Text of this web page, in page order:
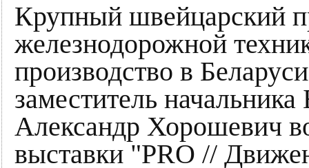
Крупный швейцарский
железнодорожной
производство в
заместитель
Александр Хорошевич
выставки "PRO //